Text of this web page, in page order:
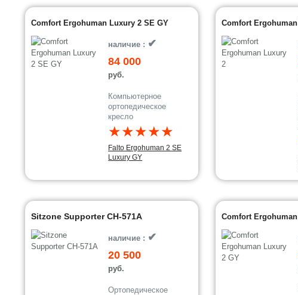
Comfort Ergohuman Luxury 2 SE GY
наличие : ✔
84 000
руб.
Компьютерное
ортопедическое
кресло
★★★★★
Falto Ergohuman 2 SE
Luxury GY
Comfort
Sitzone Supporter CH-571A
наличие : ✔
20 500
руб.
Ортопедическое
Comfort